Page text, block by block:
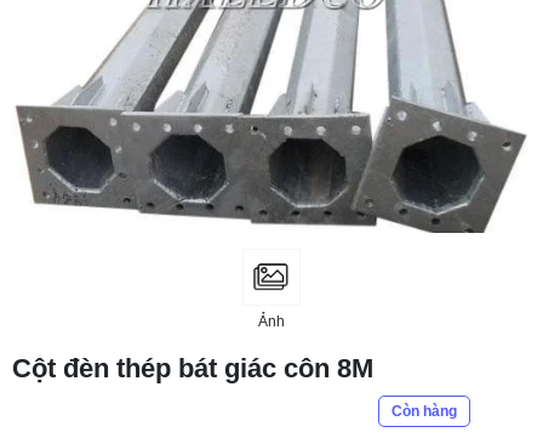
Ảnh
Cột đèn thép bát giác côn 8M
Còn hàng